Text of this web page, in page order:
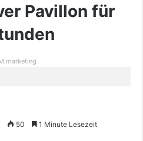
Pavillon für
50 1 Minute Lesezeit